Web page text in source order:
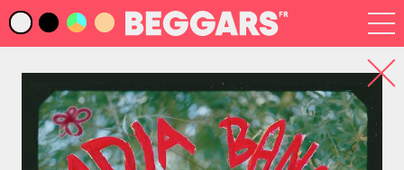
Index Artistes
Recherche
Newsletter